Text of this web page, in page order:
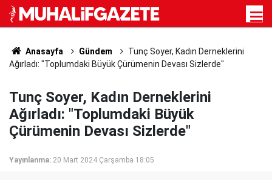
Anasayfa Gündem
Tunç Soyer, Kadın Derneklerini
Ağırladı: "Toplumdaki Büyük Çürümenin Devası Sizlerde"
Tunç Soyer, Kadın Derneklerini
Ağırladı: "Toplumdaki Büyük
Çürümenin Devası Sizlerde"
Yayınlanma: 20 Mart 2024 Çarşamba 18:05